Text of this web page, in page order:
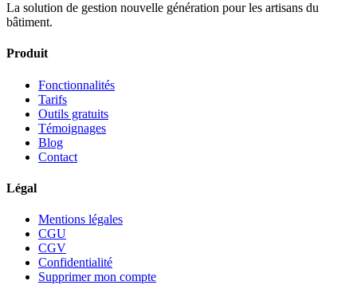
La solution de gestion nouvelle génération pour les artisans du
bâtiment.
Produit
Fonctionnalités
Tarifs
Outils gratuits
Témoignages
Blog
Contact
Légal
Mentions légales
CGU
CGV
Confidentialité
Supprimer mon compte